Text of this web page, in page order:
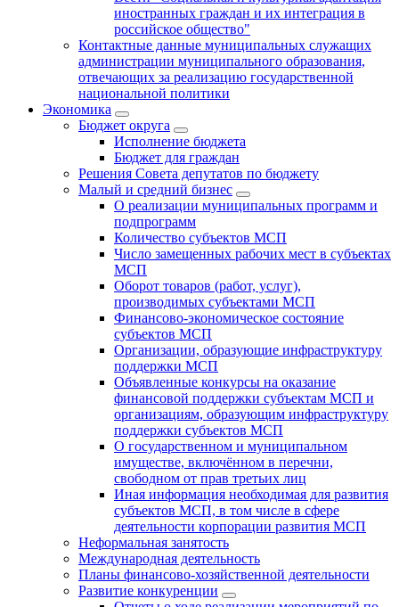
иностранных граждан и их интеграция в
российское общество"
Контактные данные муниципальных служащих
администрации муниципального образования,
отвечающих за реализацию государственной
национальной политики
Экономика
Бюджет округa
Исполнение бюджета
Бюджет для граждан
Решения Совета депутатов по бюджету
Малый и средний бизнес
О реализации муниципальных программ и
подпрограмм
Количество субъектов МСП
Число замещенных рабочих мест в субъектах
МСП
Оборот товаров (работ, услуг),
производимых субъектами МСП
Финансово-экономическое состояние
субъектов МСП
Организации, образующие инфраструктуру
поддержки МСП
Объявленные конкурсы на оказание
финансовой поддержки субъектам МСП и
организациям, образующим инфраструктуру
поддержки субъектов МСП
О государственном и муниципальном
имуществе, включённом в перечни,
свободном от прав третьих лиц
Иная информация необходимая для развития
субъектов МСП, в том числе в сфере
деятельности корпорации развития МСП
Неформальная занятость
Международная деятельность
Планы финансово-хозяйственной деятельности
Развитие конкуренции